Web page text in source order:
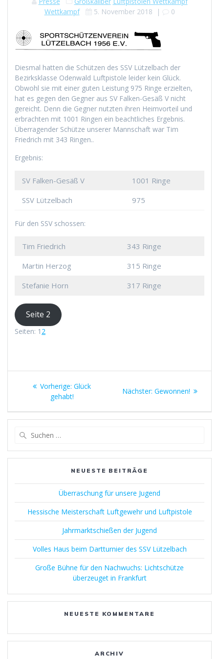
Wettkampf
5. November 2018 | 0
Diesmal hatten die Schützen des SSV Lützelbach der
Bezirksklasse Odenwald Luftpistole leider kein Glück.
Obwohl sie mit einer guten Leistung 975 Ringe erzielten,
hat es gegen den Gegner aus SV Falken-Gesäß V nicht
gereicht. Denn die Gegner nutzten ihren Heimvorteil und
erbrachten mit 1001 Ringen ein beachtliches Ergebnis.
Überragender Schütze unserer Mannschaft war Tim
Friedrich mit 343 Ringen..
Ergebnis:
SV Falken-Gesäß V
1001 Ringe
SSV Lützelbach
975
Für den SSV schossen:
Tim Friedrich
343 Ringe
Martin Herzog
315 Ringe
Stefanie Horn
317 Ringe
Seite 2
Seiten: Seite
1 ,
Seite
2
Beitragsnavigation
Vorherige: Vorheriger
Glück
gehabt!
Nächster: Nächster
Gewonnen!
NEUESTE BEITRÄGE
Überraschung für unsere Jugend
Hessische Meisterschaft Luftgewehr und Luftpistole
Jahrmarktschießen der Jugend
Volles Haus beim Dartturnier des SSV Lützelbach
Große Bühne für den Nachwuchs: Lichtschütze
überzeuget in Frankfurt
NEUESTE KOMMENTARE
ARCHIV